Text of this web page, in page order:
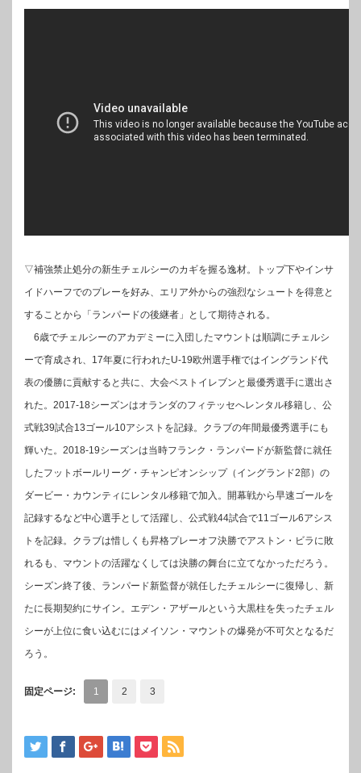
▽補強禁止処分の新生チェルシーのカギを握る逸材。トップ下やインサ
イドハーフでのプレーを好み、エリア外からの強烈なシュートを得意と
することから「ランパードの後継者」として期待される。
6歳でチェルシーのアカデミーに入団したマウントは順調にチェルシ
ーで育成され、17年夏に行われたU-19欧州選手権ではイングランド代
表の優勝に貢献すると共に、大会ベストイレブンと最優秀選手に選出さ
れた。2017-18シーズンはオランダのフィテッセへレンタル移籍し、公
式戦39試合13ゴール10アシストを記録。クラブの年間最優秀選手にも
輝いた。2018-19シーズンは当時フランク・ランパードが新監督に就任
したフットボールリーグ・チャンピオンシップ（イングランド2部）の
ダービー・カウンティにレンタル移籍で加入。開幕戦から早速ゴールを
記録するなど中心選手として活躍し、公式戦44試合で11ゴール6アシス
トを記録。クラブは惜しくも昇格プレーオフ決勝でアストン・ビラに敗
れるも、マウントの活躍なくしては決勝の舞台に立てなかっただろう。
シーズン終了後、ランパード新監督が就任したチェルシーに復帰し、新
たに長期契約にサイン。エデン・アザールという大黒柱を失ったチェル
シーが上位に食い込むにはメイソン・マウントの爆発が不可欠となるだ
ろう。
固定ページ: 1 2 3